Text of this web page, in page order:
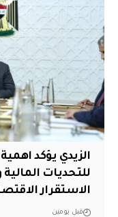
الزيدي يؤكد
للتحديات
الاستقرار
قبل يومين